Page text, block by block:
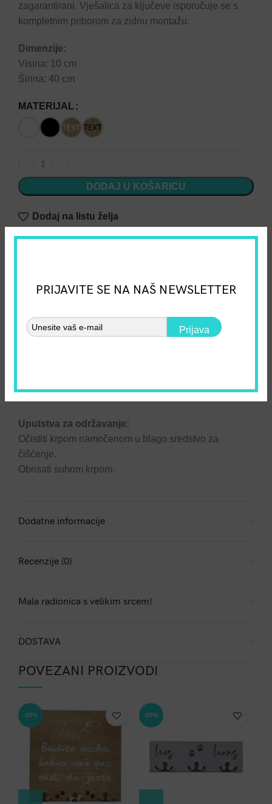
PRIJAVITE SE NA NAŠ NEWSLETTER
Prijava
zagarantirani. Vješalica za ključeve isporučuje se s
kompletnim priborom za zidnu montažu.
Dimenzije:
Visina: 10 cm
Širina: 40 cm
MATERIJAL
DODAJ U KOŠARICU
Dodaj na listu želja
Opis
Materijal:
MDF hrast.
Uputstva za održavanje:
Očistiti krpom namočenom u blago sredstvo za
čišćenje.
Obrisati suhom krpom.
Dodatne informacije
Recenzije (0)
Mala radionica s velikim srcem!
DOSTAVA
POVEZANI PROIZVODI
-30% -30%